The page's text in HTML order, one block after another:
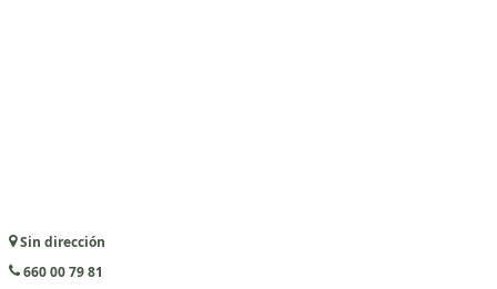
Sin dirección
660 00 79 81